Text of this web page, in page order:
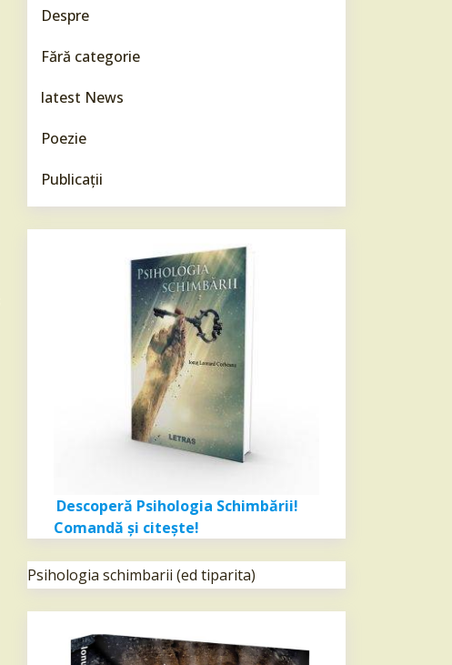
Despre
Fără categorie
latest News
Poezie
Publicații
Descoperă Psihologia Schimbării!
Comandă şi citeşte!
Psihologia schimbarii (ed tiparita)